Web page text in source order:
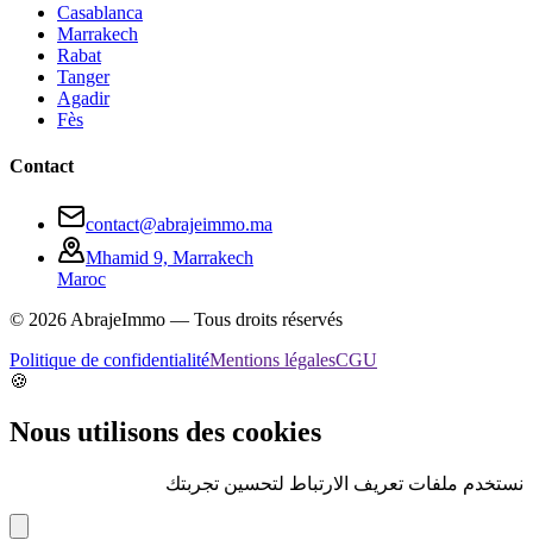
Casablanca
Marrakech
Rabat
Tanger
Agadir
Fès
Contact
contact@abrajeimmo.ma
Mhamid 9, Marrakech
Maroc
© 2026AbrajeImmo — Tous droits réservés
Politique de confidentialitéMentions légalesCGU
🍪
Nous utilisons des cookies
نستخدم ملفات تعريف الارتباط لتحسين تجربتك